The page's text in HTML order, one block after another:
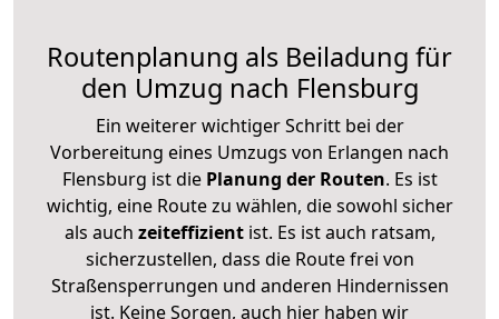
Routenplanung als Beiladung für
den Umzug nach Flensburg
Ein weiterer wichtiger Schritt bei der
Vorbereitung eines Umzugs von Erlangen nach
Flensburg ist diePlanung der Routen. Es ist
wichtig, eine Route zu wählen, die sowohl sicher
als auch zeiteffizientist. Es ist auch ratsam,
sicherzustellen, dass die Route frei von
Straßensperrungen und anderen Hindernissen
ist. Keine Sorgen, auch hier haben wir